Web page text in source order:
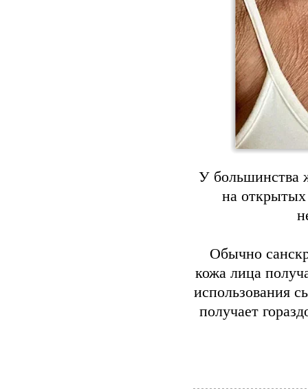
У большинства
на открытых
Обычно
кожа лица
использования
получает